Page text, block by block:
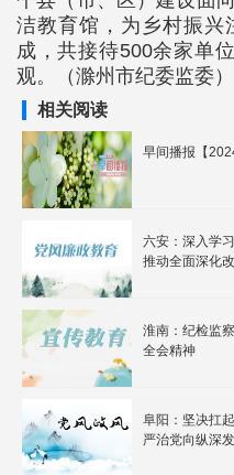
洁教育馆，为乡村振兴
成，共接待500余家单
观。（滁州市纪委监委）
相关阅读
早间播报【
六安：深入学
推动全面深化
淮南：纪检监
全会精神
阜阳：坚决扛
严治党向纵深